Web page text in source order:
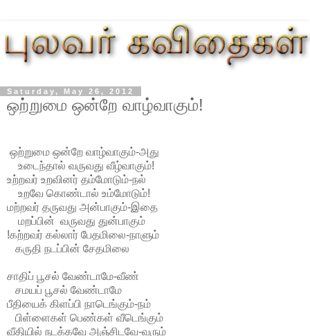
Saturday, May 26, 2012
ஒற்றுமை ஒன்றே வாழ்வாகும்!
ஒற்றுமை ஒன்றே வாழ்வாகும்-அது
உடைந்தால் வருவது வீழ்வாகும்!
உற்றவர் உறவினர் தம்மோடும்-நல்
உறவே கொண்டால் உம்மோடும்!
மற்றவர் தருவது அன்பாகும்-இதை
மறப்பின் வருவது துன்பாகும்
!கற்றவர் கல்லார் பேதமிலை-நாளும்
கருதி நடப்பின் சேதமிலை
சாதிப் பூசல் வேண்டாமே-வீண்
சமயப் பூசல் வேண்டாமே
பீதியைக் கிளப்பி நாடெங்கும்-நம்
பிள்ளைகள் பெண்கள் வீடெங்கும்
வீதியில் நடக்கவே அஞ்சிடவே-வரும்